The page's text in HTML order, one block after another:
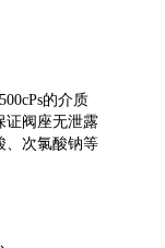
的介质
证阀座无泄露
、次氯酸钠等